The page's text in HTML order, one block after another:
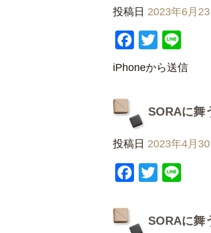
投稿日 2023年6月23
Facebook
Twitter
iPhoneから送信
SORAに舞
投稿日 2023年4月30
Facebook
Twitter
SORAに舞